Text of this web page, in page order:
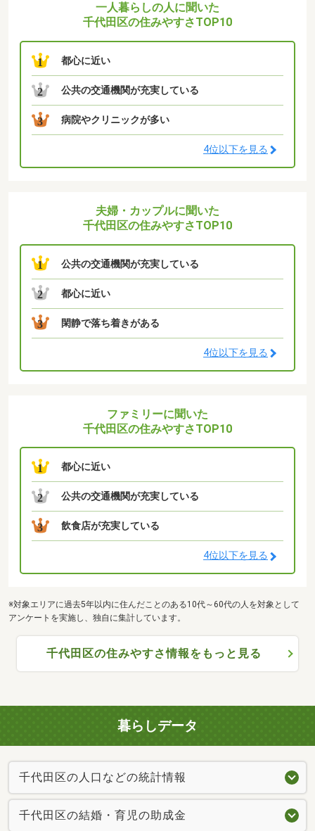
一人暮らしの人に聞いた
千代田区の住みやすさTOP10
1 都心に近い
2 公共の交通機関が充実している
3 病院やクリニックが多い
4位以下を見る
夫婦・カップルに聞いた
千代田区の住みやすさTOP10
1 公共の交通機関が充実している
2 都心に近い
3 閑静で落ち着きがある
4位以下を見る
ファミリーに聞いた
千代田区の住みやすさTOP10
1 都心に近い
2 公共の交通機関が充実している
3 飲食店が充実している
4位以下を見る
※対象エリアに過去5年以内に住んだことのある10代～60代の人を対象として
アンケートを実施し、独自に集計しています。
千代田区の住みやすさ情報をもっと見る
暮らしデータ
千代田区の人口などの統計情報
千代田区の結婚・育児の助成金